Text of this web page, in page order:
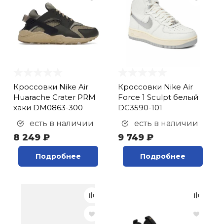
Кроссовки Nike Air
Huarache Crater PRM
хаки DM0863-300
есть в наличии
8 249 ₽
Подробнее
Кроссовки Nike Air
Force 1 Sculpt белый
DC3590-101
есть в наличии
9 749 ₽
Подробнее